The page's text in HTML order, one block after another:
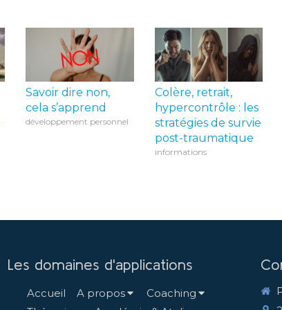
Savoir dire non,
cela s’apprend
développement personnel
Colère, retrait,
hypercontrôle : les
stratégies de survie
post-traumatique
informations
Les domaines d'applications
Accueil A propos
Coaching